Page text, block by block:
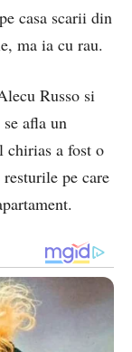
casa scarii din
ma ia cu rau.
Russo si
afla un
chirias a fost o
pe care